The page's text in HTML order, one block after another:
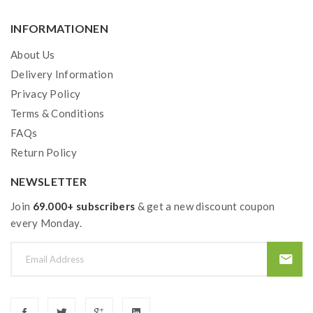
INFORMATIONEN
About Us
Delivery Information
Privacy Policy
Terms & Conditions
FAQs
Return Policy
NEWSLETTER
Join 69.000+ subscribers & get a new discount coupon
every Monday.